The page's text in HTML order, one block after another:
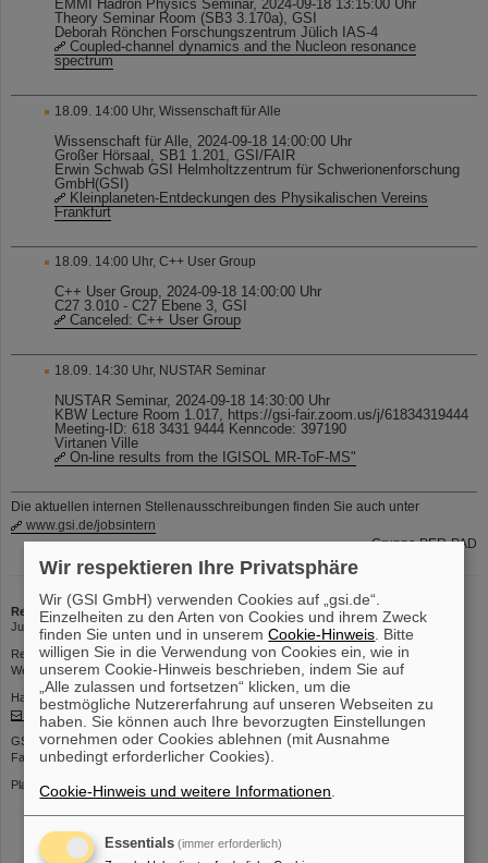
EMMI Hadron Physics Seminar, 2024-09-18 13:15:00 Uhr
Theory Seminar Room (SB3 3.170a), GSI
Deborah Rönchen Forschungszentrum Jülich IAS-4
Coupled-channel dynamics and the Nucleon resonance
spectrum
18.09. 14:00 Uhr, Wissenschaft für Alle
Wissenschaft für Alle, 2024-09-18 14:00:00 Uhr
Großer Hörsaal, SB1 1.201, GSI/FAIR
Erwin Schwab GSI Helmholtzzentrum für Schwerionenforschung
GmbH(GSI)
Kleinplaneten-Entdeckungen des Physikalischen Vereins
Frankfurt
18.09. 14:00 Uhr, C++ User Group
C++ User Group, 2024-09-18 14:00:00 Uhr
C27 3.010 - C27 Ebene 3, GSI
Canceled: C++ User Group
18.09. 14:30 Uhr, NUSTAR Seminar
NUSTAR Seminar, 2024-09-18 14:30:00 Uhr
KBW Lecture Room 1.017, https://gsi-fair.zoom.us/j/61834319444
Meeting-ID: 618 3431 9444 Kenncode: 397190
Virtanen Ville
On-line results from the IGISOL MR-ToF-MS"
Die aktuellen internen Stellenausschreibungen finden Sie auch unter
www.gsi.de/jobsintern
Gruppe PER-PAD
Redaktion
Jutta Leroudier | Telefon: 2634 | E-Mail:
J.Leroudier@gsi.de
Redaktionsschluss: Donnerstags 12 Uhr
Web-Interface zum Einstellen von Beiträgen:
https://kurier.gsi.de
Haben Sie Kommentare oder Vorschläge zu dieser Seite, wenden Sie sich an:
kurier@gsi.de
GSI Helmholtzzentrum für Schwerionenforschung GmbH
Facility for Antiproton and Ion Research in Europe GmbH
Planckstr. 1 | 64291 Darmstadt | Telefon: +49-6159-71- 0
Wir respektieren Ihre Privatsphäre
Wir (GSI GmbH) verwenden Cookies auf „gsi.de“.
Einzelheiten zu den Arten von Cookies und ihrem Zweck
finden Sie unten und in unseremCookie-Hinweis . Bitte
willigen Sie in die Verwendung von Cookies ein, wie in
unserem Cookie-Hinweis beschrieben, indem Sie auf
„Alle zulassen und fortsetzen“ klicken, um die
bestmögliche Nutzererfahrung auf unseren Webseiten zu
haben. Sie können auch Ihre bevorzugten Einstellungen
vornehmen oder Cookies ablehnen (mit Ausnahme
unbedingt erforderlicher Cookies).
Cookie-Hinweis und weitere Informationen
Essentials (immer erforderlich)